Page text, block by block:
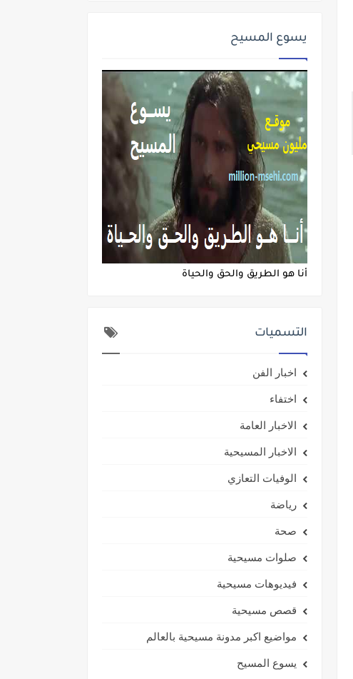
يسوع المسيح
أنا هو الطريق والحق والحياة
التسميات
اخبار الفن
اختفاء
الاخبار العامة
الاخبار المسيحية
الوفيات التعازي
رياضة
صحة
صلوات مسيحية
فيديوهات مسيحية
قصص مسيحية
مواضيع اكبر مدونة مسيحية بالعالم
يسوع المسيح